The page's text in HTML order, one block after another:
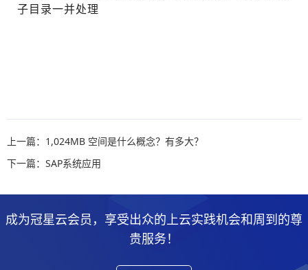
子目录一并处理
上一篇：1,024MB 空间是什么概念？有多大？
下一篇：SAP系统应用
成为冠星云会员，享受出众的上云实践机会和周到的尊
贵服务！